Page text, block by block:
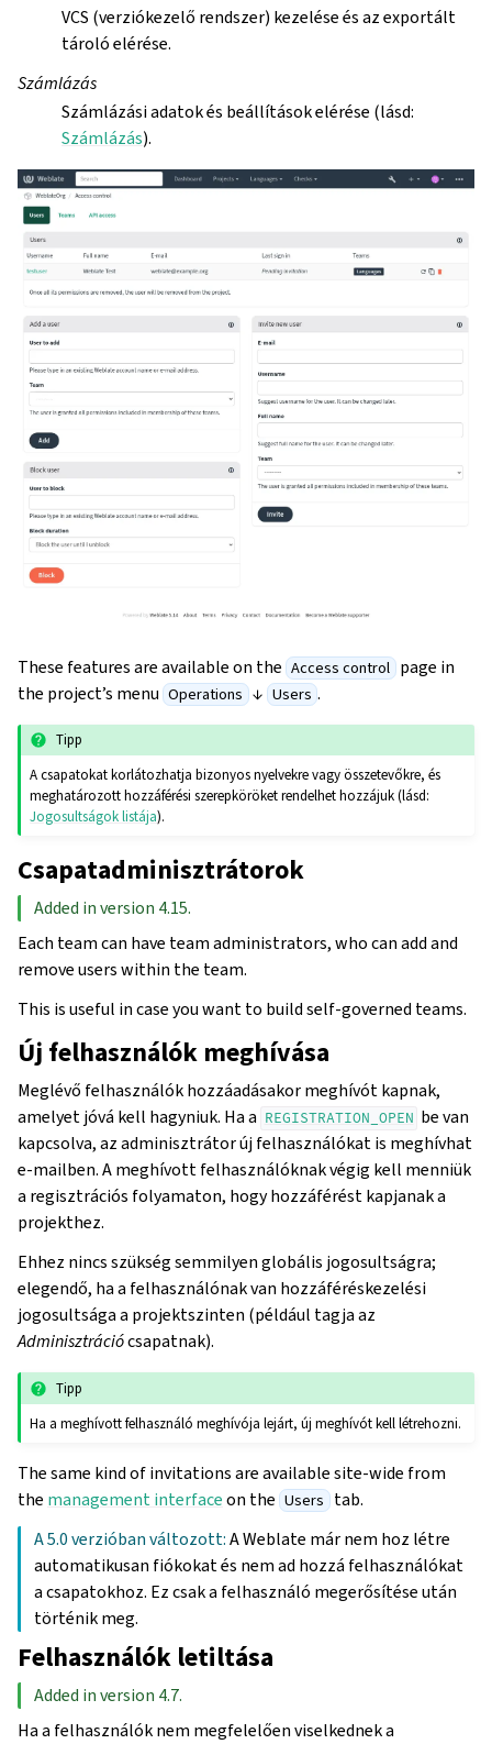
VCS (verziókezelő rendszer) kezelése és az exportált
tároló elérése.
Számlázás
Számlázási adatok és beállítások elérése (lásd:
Számlázás).
These features are available on the Access control page in
the project’s menu Operations ↓ Users .
Tipp
A csapatokat korlátozhatja bizonyos nyelvekre vagy összetevőkre, és
meghatározott hozzáférési szerepköröket rendelhet hozzájuk (lásd:
Jogosultságok listája).
Csapatadminisztrátorok
Added in version 4.15.
Each team can have team administrators, who can add and
remove users within the team.
This is useful in case you want to build self-governed teams.
Új felhasználók meghívása
Meglévő felhasználók hozzáadásakor meghívót kapnak,
amelyet jóvá kell hagyniuk. Ha a REGISTRATION_OPEN be van
kapcsolva, az adminisztrátor új felhasználókat is meghívhat
e-mailben. A meghívott felhasználóknak végig kell menniük
a regisztrációs folyamaton, hogy hozzáférést kapjanak a
projekthez.
Ehhez nincs szükség semmilyen globális jogosultságra;
elegendő, ha a felhasználónak van hozzáféréskezelési
jogosultsága a projektszinten (például tagja az
Adminisztrációcsapatnak).
Tipp
Ha a meghívott felhasználó meghívója lejárt, új meghívót kell létrehozni.
The same kind of invitations are available site-wide from
the management interfaceon the Users tab.
A 5.0 verzióban változott:A Weblate már nem hoz létre
automatikusan fiókokat és nem ad hozzá felhasználókat
a csapatokhoz. Ez csak a felhasználó megerősítése után
történik meg.
Felhasználók letiltása
Added in version 4.7.
Ha a felhasználók nem megfelelően viselkednek a